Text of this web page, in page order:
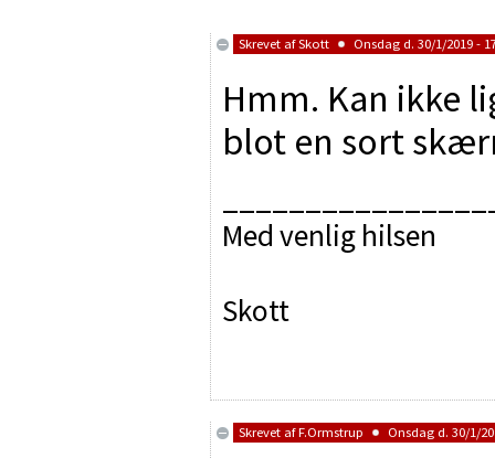
Skrevet afSkott Onsdag d. 30/1/2019 -
Hmm. Kan ikke
blot en sort
Med venlig hilsen
Skott
Skrevet afF.Ormstrup Onsdag d. 30/1/